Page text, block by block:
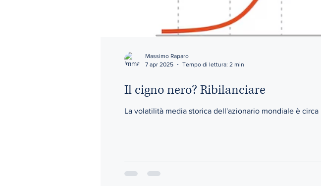
Il cigno nero? Ribilanciare
La volatilità media storica dell'azionario mondiale è
Massimo Raparo
7 apr 2025
Tempo di lettura: 2 min